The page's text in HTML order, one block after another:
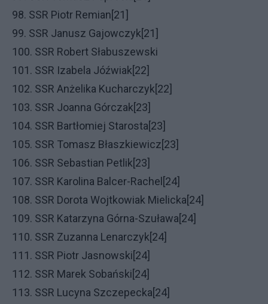
98. SSR Piotr Remian[21]
99. SSR Janusz Gajowczyk[21]
100. SSR Robert Słabuszewski
101. SSR Izabela Jóźwiak[22]
102. SSR Anżelika Kucharczyk[22]
103. SSR Joanna Górczak[23]
104. SSR Bartłomiej Starosta[23]
105. SSR Tomasz Błaszkiewicz[23]
106. SSR Sebastian Petlik[23]
107. SSR Karolina Balcer-Rachel[24]
108. SSR Dorota Wojtkowiak Mielicka[24]
109. SSR Katarzyna Górna-Szuława[24]
110. SSR Zuzanna Lenarczyk[24]
111. SSR Piotr Jasnowski[24]
112. SSR Marek Sobański[24]
113. SSR Lucyna Szczepecka[24]